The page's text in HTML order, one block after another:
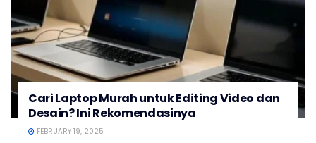
Cari Laptop Murah untuk Editing Video dan
Desain? Ini Rekomendasinya
FEBRUARY 19, 2025